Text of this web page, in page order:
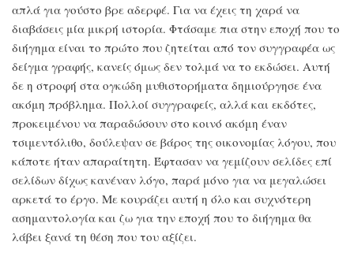
απλά για γούστο βρε αδερφέ. Για να έχεις τη χαρά να
διαβάσεις μία μικρή ιστορία. Φτάσαμε πια στην εποχή που το
διήγημα είναι το πρώτο που ζητείται από τον συγγραφέα ως
δείγμα γραφής, κανείς όμως δεν τολμά να το εκδώσει. Αυτή
δε η στροφή στα ογκώδη μυθιστορήματα δημιούργησε ένα
ακόμη πρόβλημα. Πολλοί συγγραφείς, αλλά και εκδότες,
προκειμένου να παραδώσουν στο κοινό ακόμη έναν
τσιμεντόλιθο, δούλεψαν σε βάρος της οικονομίας λόγου, που
κάποτε ήταν απαραίτητη. Έφτασαν να γεμίζουν σελίδες επί
σελίδων δίχως κανέναν λόγο, παρά μόνο για να μεγαλώσει
αρκετά το έργο. Με κουράζει αυτή η όλο και συχνότερη
ασημαντολογία και ζω για την εποχή που το διήγημα θα
λάβει ξανά τη θέση που του αξίζει.